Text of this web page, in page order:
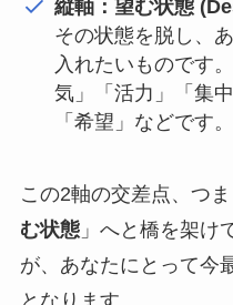
縦軸：望む状態
その状態を脱し、
入れたいものです
気」「活力」「集
「希望」などです。
この2軸の交差点、つま
む状態」へと橋を架け
が、あなたにとって今
となります。